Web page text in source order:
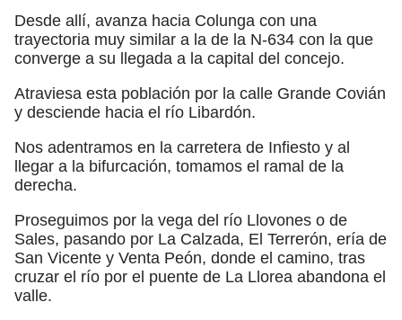
Desde allí, avanza hacia Colunga con una
trayectoria muy similar a la de la N-634 con la que
converge a su llegada a la capital del concejo.
Atraviesa esta población por la calle Grande Covián
y desciende hacia el río Libardón.
Nos adentramos en la carretera de Infiesto y al
llegar a la bifurcación, tomamos el ramal de la
derecha.
Proseguimos por la vega del río Llovones o de
Sales, pasando por La Calzada, El Terrerón, ería de
San Vicente y Venta Peón, donde el camino, tras
cruzar el río por el puente de La Llorea abandona el
valle.